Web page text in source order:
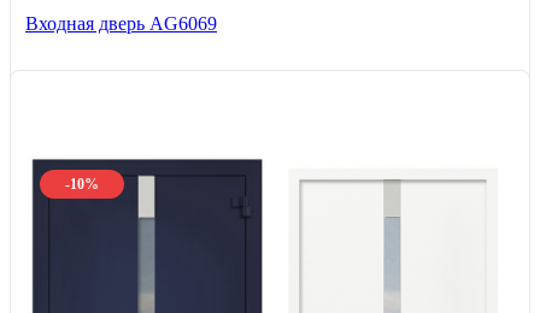
Входная дверь AG6069
-10%